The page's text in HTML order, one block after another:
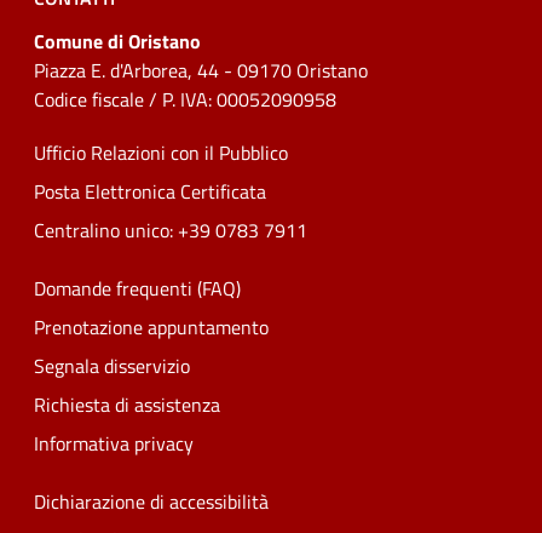
Comune di Oristano
Piazza E. d'Arborea, 44 - 09170 Oristano
Codice fiscale / P. IVA: 00052090958
Ufficio Relazioni con il Pubblico
Posta Elettronica Certificata
Centralino unico: +39 0783 7911
Domande frequenti (FAQ)
Prenotazione appuntamento
Segnala disservizio
Richiesta di assistenza
Informativa privacy
Dichiarazione di accessibilità